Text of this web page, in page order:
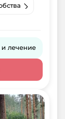
лечение